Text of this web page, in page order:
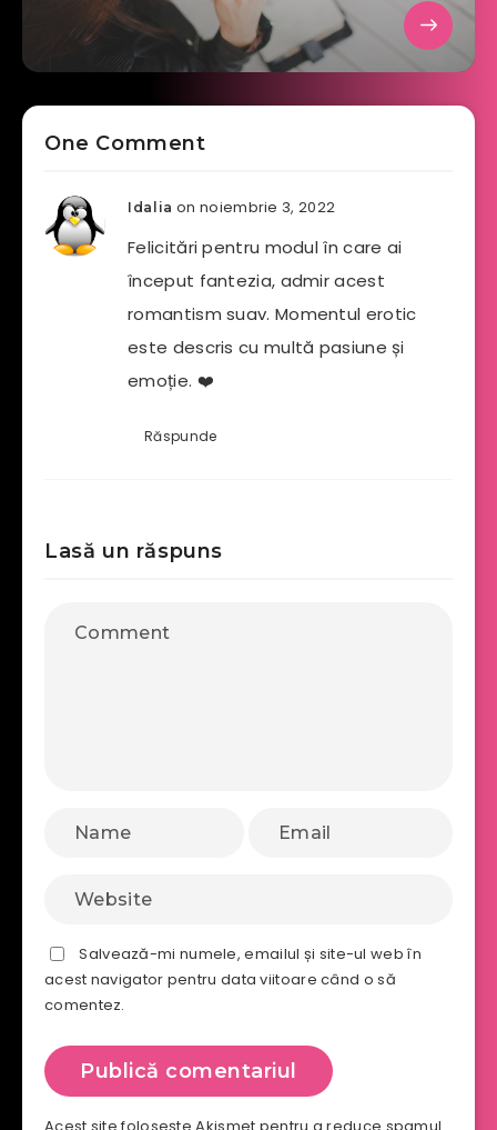
One Comment
Idalia on noiembrie 3, 2022
Felicitări pentru modul în care ai
început fantezia, admir acest
romantism suav. Momentul erotic
este descris cu multă pasiune și
emoție. ❤️
Răspunde
Lasă un răspuns
Salvează-mi numele, emailul și site-ul web în
acest navigator pentru data viitoare când o să
comentez.